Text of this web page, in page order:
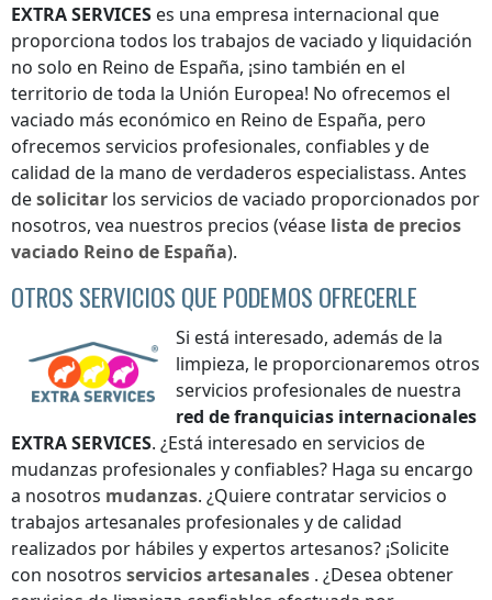
EXTRA SERVICES es una empresa internacional que
proporciona todos los trabajos de vaciado y liquidación
no solo en Reino de España, ¡sino también en el
territorio de toda la Unión Europea! No ofrecemos el
vaciado más económico en Reino de España, pero
ofrecemos servicios profesionales, confiables y de
calidad de la mano de verdaderos especialistass. Antes
desolicitar los servicios de vaciado proporcionados por
nosotros, vea nuestros precios (véase lista de precios
vaciado Reino de España).
OTROS SERVICIOS QUE PODEMOS OFRECERLE
Si está interesado, además de la
limpieza, le proporcionaremos otros
servicios profesionales de nuestra
red de franquicias internacionales
EXTRA SERVICES. ¿Está interesado en servicios de
mudanzas profesionales y confiables? Haga su encargo
a nosotros mudanzas. ¿Quiere contratar servicios o
trabajos artesanales profesionales y de calidad
realizados por hábiles y expertos artesanos? ¡Solicite
con nosotros servicios artesanales . ¿Desea obtener